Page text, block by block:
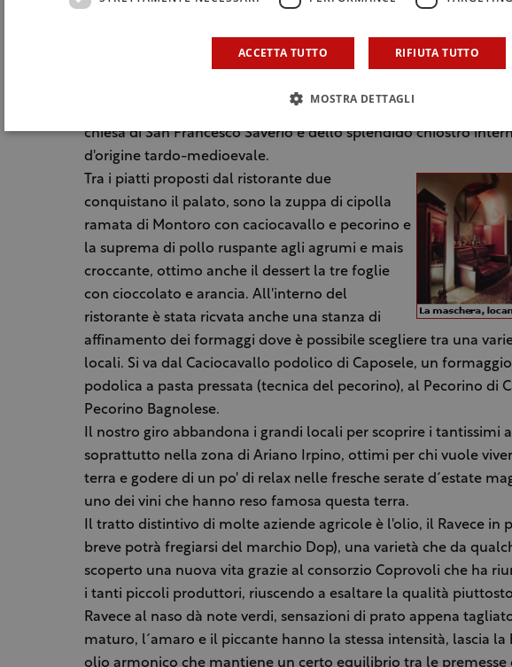
che meglio rappresenta questa terra è il ristorante “La
della città, all´interno delle sale che nel XVII secolo ospitavano
chiesa di San Francesco Saverio e dello splendido chiostro
d'origine tardo-medioevale.
Tra i piatti proposti dal ristorante due
conquistano il palato, sono la zuppa di cipolla
ramata di Montoro con caciocavallo e pecorino e
la suprema di pollo ruspante agli agrumi e mais
croccante, ottimo anche il dessert la tre foglie
con cioccolato e arancia. All'interno del
ristorante è stata ricvata anche una stanza di
affinamento dei formaggi dove è possibile scegliere tra una
locali. Si va dal Caciocavallo podolico di Caposele, un
podolica a pasta pressata (tecnica del pecorino), al Pecorino di
Pecorino Bagnolese.
Il nostro giro abbandona i grandi locali per scoprire i tantissimi
soprattutto nella zona di Ariano Irpino, ottimi per chi vuole
terra e godere di un po' di relax nelle fresche serate d´estate
uno dei vini che hanno reso famosa questa terra.
Il tratto distintivo di molte aziende agricole è l'olio, il Ravece in
breve potrà fregiarsi del marchio Dop), una varietà che da
scoperto una nuova vita grazie al consorzio Coprovoli che ha
i tanti piccoli produttori, riuscendo a esaltare la qualità
Ravece al naso dà note verdi, sensazioni di prato appena
maturo, l´amaro e il piccante hanno la stessa intensità, lascia la
olio armonico che mantiene un certo equilibrio tra le premesse
ACCETTA TUTTO RIFIUTA TUTTO
MOSTRA DETTAGLI